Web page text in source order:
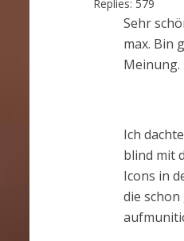
Replies: 579
Sehr
max. Bin
Meinung.
Ich
blind mit
Icons in
die